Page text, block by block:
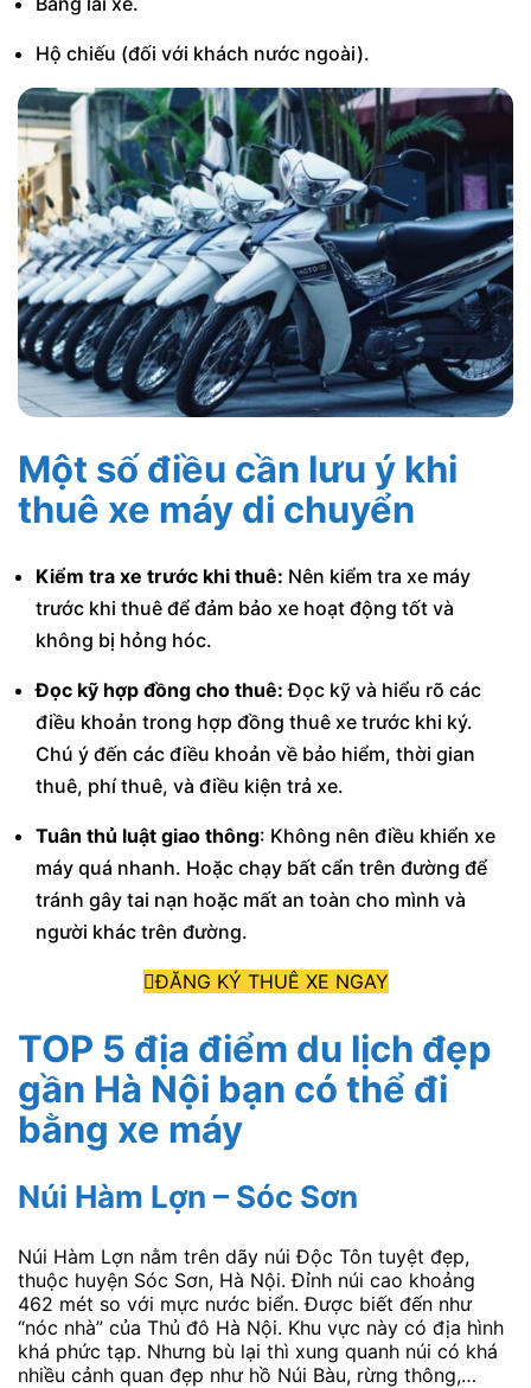
Hộ chiếu (đối với khách nước ngoài).
Một số điều cần lưu ý khi
thuê xe máy di chuyển
Kiểm tra xe trước khi thuê: Nên kiểm tra xe máy
trước khi thuê để đảm bảo xe hoạt động tốt và
không bị hỏng hóc.
Đọc kỹ hợp đồng cho thuê: Đọc kỹ và hiểu rõ các
điều khoản trong hợp đồng thuê xe trước khi ký.
Chú ý đến các điều khoản về bảo hiểm, thời gian
thuê, phí thuê, và điều kiện trả xe.
Tuân thủ luật giao thông: Không nên điều khiển xe
máy quá nhanh. Hoặc chạy bất cẩn trên đường để
tránh gây tai nạn hoặc mất an toàn cho mình và
người khác trên đường.
ĐĂNG KÝ THUÊ XE NGAY
TOP 5 địa điểm du lịch đẹp
gần Hà Nội bạn có thể đi
bằng xe máy
Núi Hàm Lợn – Sóc Sơn
Núi Hàm Lợn nằm trên dãy núi Độc Tôn tuyệt đẹp,
thuộc huyện Sóc Sơn, Hà Nội. Đỉnh núi cao khoảng
462 mét so với mực nước biển. Được biết đến như
“nóc nhà” của Thủ đô Hà Nội. Khu vực này có địa hình
khá phức tạp. Nhưng bù lại thì xung quanh núi có khá
nhiều cảnh quan đẹp như hồ Núi Bàu, rừng thông,…